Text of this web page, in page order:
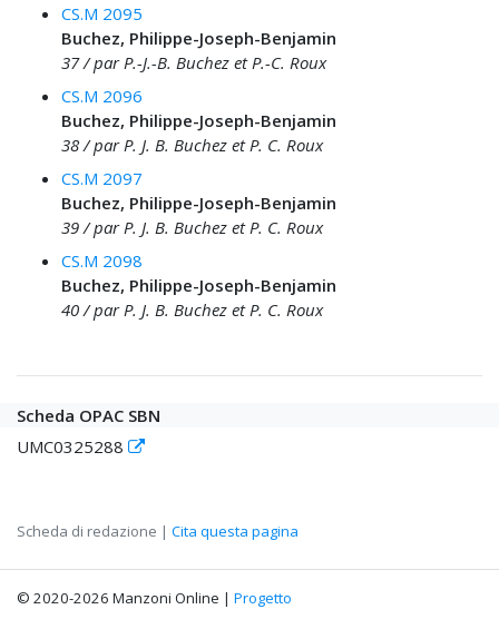
CS.M 2095
Buchez, Philippe-Joseph-Benjamin
37 / par P.-J.-B. Buchez et P.-C. Roux
CS.M 2096
Buchez, Philippe-Joseph-Benjamin
38 / par P. J. B. Buchez et P. C. Roux
CS.M 2097
Buchez, Philippe-Joseph-Benjamin
39 / par P. J. B. Buchez et P. C. Roux
CS.M 2098
Buchez, Philippe-Joseph-Benjamin
40 / par P. J. B. Buchez et P. C. Roux
Scheda OPAC SBN
UMC0325288
Scheda di redazione | Cita questa pagina
© 2020-2026 Manzoni Online | Progetto